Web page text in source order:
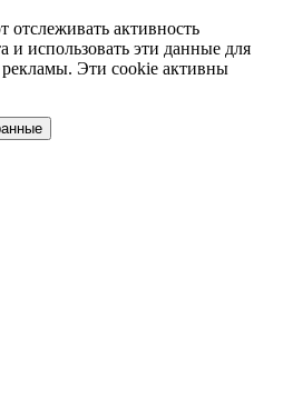
активность
и использовать эти данные для
Эти cookie активны